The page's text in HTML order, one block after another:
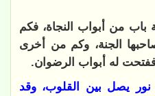
من أبواب النجاة، فكم
الجنة، وكم من أخرى
له أبواب الرضوان.
يصل بين القلوب، وقد